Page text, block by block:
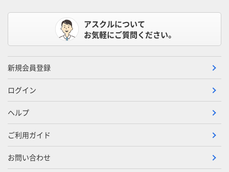
アスクルについて
お気軽にご質問ください。
新規会員登録
ログイン
ヘルプ
ご利用ガイド
お問い合わせ